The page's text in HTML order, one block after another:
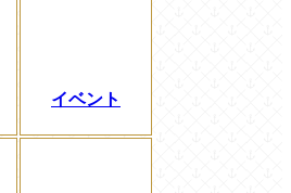
イベント